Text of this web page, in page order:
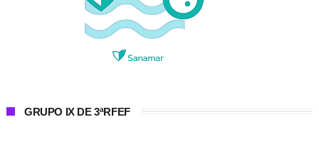
GRUPO IX DE 3ªRFEF